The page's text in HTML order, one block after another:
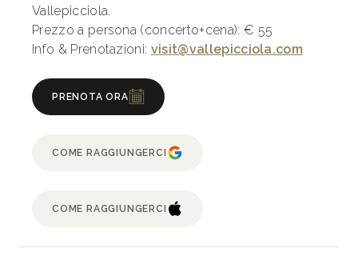
Vallepicciola.
Prezzo a persona (concerto+cena): € 55
Info & Prenotazioni: visit@vallepicciola.com
PRENOTA ORA
COME RAGGIUNGERCI
COME RAGGIUNGERCI